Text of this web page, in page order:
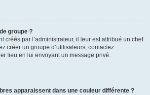
groupe ?
créés par l’administrateur, il leur est attribué un chef
créer un groupe d’utilisateurs, contactez
lieu en lui envoyant un message privé.
apparaissent dans une couleur différente ?